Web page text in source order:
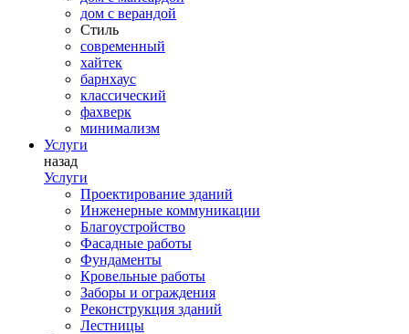
дом с верандой
Стиль
современный
хайтек
барнхаус
классический
фахверк
минимализм
Услуги
назад
Услуги
Проектирование зданий
Инженерные коммуникации
Благоустройство
Фасадные работы
Фундаменты
Кровельные работы
Заборы и ограждения
Реконструкция зданий
Лестницы